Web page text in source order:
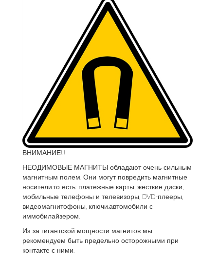
ВНИМАНИЕ!!!
НЕОДИМОВЫЕ МАГНИТЫ обладают очень сильным
магнитным полем. Они могут повредить магнитные
носители.то есть: платежные карты, жесткие диски,
мобильные телефоны и телевизоры, DVD-плееры,
видеомагнитофоны, ключи.автомобили с
иммобилайзером.
Из-за гигантской мощности магнитов мы
рекомендуем быть предельно осторожными при
контакте с ними.